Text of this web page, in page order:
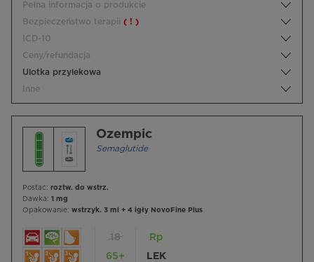
Pełna informacja o produkcie
Bezpieczeństwo terapii ( ! )
ICD-10
Ceny/refundacja
Ulotka przylekowa
Inne
Ozempic
Semaglutide
Postać: roztw. do wstrz.
Dawka: 1 mg
Opakowanie: wstrzyk. 3 ml + 4 igły NovoFine Plus
18
65+
Rp
LEK